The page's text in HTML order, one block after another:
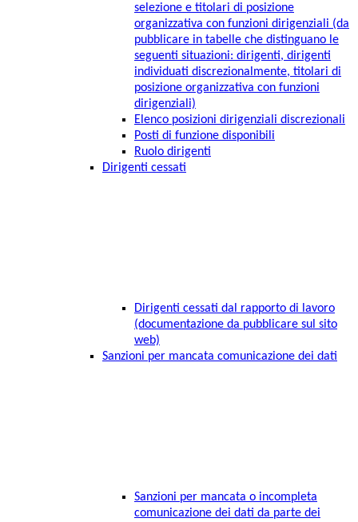
selezione e titolari di posizione
organizzativa con funzioni dirigenziali (da
pubblicare in tabelle che distinguano le
seguenti situazioni: dirigenti, dirigenti
individuati discrezionalmente, titolari di
posizione organizzativa con funzioni
dirigenziali)
Elenco posizioni dirigenziali discrezionali
Posti di funzione disponibili
Ruolo dirigenti
Dirigenti cessati
Dirigenti cessati dal rapporto di lavoro
(documentazione da pubblicare sul sito
web)
Sanzioni per mancata comunicazione dei dati
Sanzioni per mancata o incompleta
comunicazione dei dati da parte dei